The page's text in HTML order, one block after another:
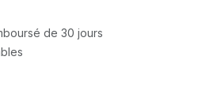
de 30 jours